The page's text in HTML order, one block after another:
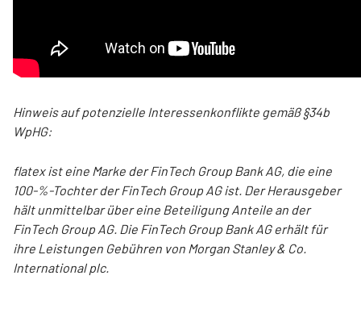
Hinweis auf potenzielle Interessenkonflikte gemäß §34b
WpHG:
flatex ist eine Marke der FinTech Group Bank AG, die eine
100-%-Tochter der FinTech Group AG ist. Der Herausgeber
hält unmittelbar über eine Beteiligung Anteile an der
FinTech Group AG. Die FinTech Group Bank AG erhält für
ihre Leistungen Gebühren von Morgan Stanley & Co.
International plc.